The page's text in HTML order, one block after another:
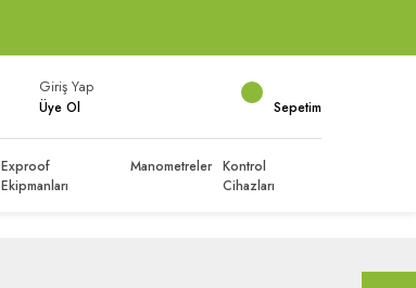
Giriş Yap
Üye Ol Sepetim
Exproof
Ekipmanları
Manometreler Kontrol
Cihazları